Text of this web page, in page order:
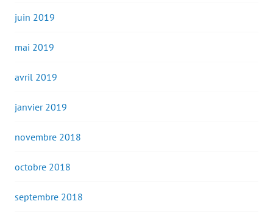
juin 2019
mai 2019
avril 2019
janvier 2019
novembre 2018
octobre 2018
septembre 2018